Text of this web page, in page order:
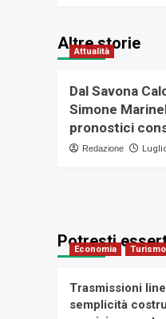
Altre storie
Attualità
Dal Savona
Simone
pronostici
Redazione
Potresti
Economia Turismo
Trasmissioni
semplicità